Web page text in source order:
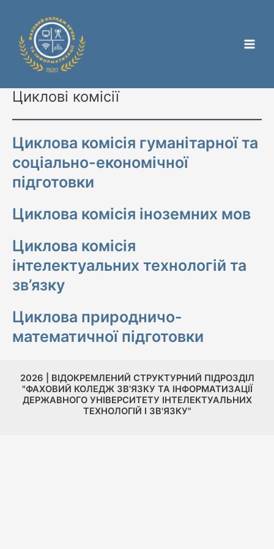
вмісту
Цикловi комісії
Циклова комісія гуманітарної та
соціально-економічної
підготовки
Циклова комісія іноземних мов
Циклова комісія
інтелектуальних технологій та
зв’язку
Циклова природничо-
математичної підготовки
2026 | ВІДОКРЕМЛЕНИЙ СТРУКТУРНИЙ ПІДРОЗДІЛ
"ФАХОВИЙ КОЛЕДЖ ЗВ'ЯЗКУ ТА ІНФОРМАТИЗАЦІЇ
ДЕРЖАВНОГО УНІВЕРСИТЕТУ ІНТЕЛЕКТУАЛЬНИХ
ТЕХНОЛОГІЙ І ЗВ'ЯЗКУ"